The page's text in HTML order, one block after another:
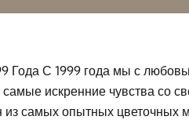
Года С 1999 года мы с
искренние чувства со
самых опытных